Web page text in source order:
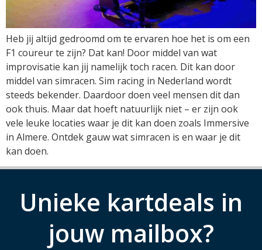
Heb jij altijd gedroomd om te ervaren hoe het is om een
F1 coureur te zijn? Dat kan! Door middel van wat
improvisatie kan jij namelijk toch racen. Dit kan door
middel van simracen. Sim racing in Nederland wordt
steeds bekender. Daardoor doen veel mensen dit dan
ook thuis. Maar dat hoeft natuurlijk niet – er zijn ook
vele leuke locaties waar je dit kan doen zoals Immersive
in Almere. Ontdek gauw wat simracen is en waar je dit
kan doen.
Unieke kartdeals in
jouw mailbox?